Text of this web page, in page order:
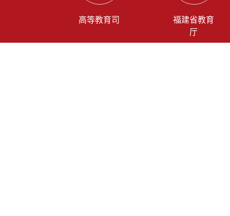
高等教育司
福建省教育
厅